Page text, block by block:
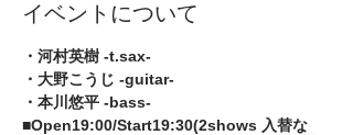
イベントについて
・河村英樹 -t.sax-
・大野こうじ -guitar-
・本川悠平 -bass-
■Open19:00/Start19:30(2shows 入替な